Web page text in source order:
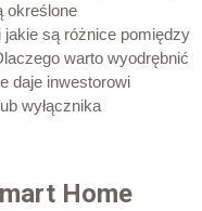
określone
są różnice pomiędzy
warto wyodrębnić
daje inwestorowi
wyłącznika
Home